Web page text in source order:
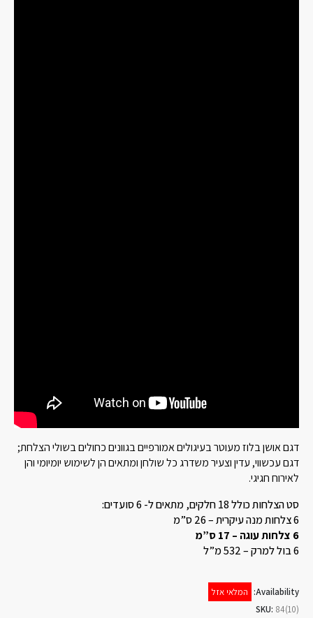
דגם אושן בלוז מעוטר בעיגולים אמורפיים בגוונים כחולים בשולי הצלחת;
דגם עכשווי, עדין וצעיר משדרג כל שולחן ומתאים הן לשימוש יומיומי והן
לאירוח חגיגי.
סט הצלחות כולל 18 חלקים, מתאים ל- 6 סועדים:
6 צלחות מנה עיקרית – 26 ס”מ
6 צלחות עוגה – 17 ס”מ
6 בול למרק – 532 מ”ל
Availability:
המלאי אזל
SKU: 84(10)